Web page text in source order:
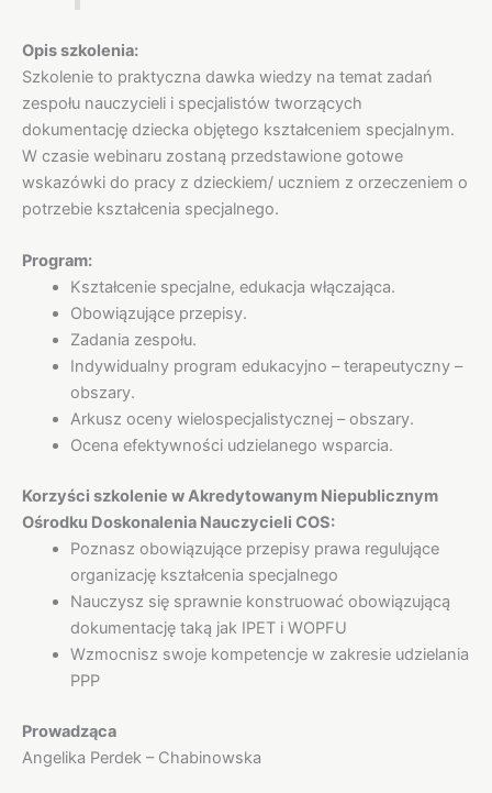
Opis szkolenia:
Szkolenie to praktyczna dawka wiedzy na temat zadań
zespołu nauczycieli i specjalistów tworzących
dokumentację dziecka objętego kształceniem specjalnym.
W czasie webinaru zostaną przedstawione gotowe
wskazówki do pracy z dzieckiem/ uczniem z orzeczeniem o
potrzebie kształcenia specjalnego.
Program:
Kształcenie specjalne, edukacja włączająca.
Obowiązujące przepisy.
Zadania zespołu.
Indywidualny program edukacyjno – terapeutyczny –
obszary.
Arkusz oceny wielospecjalistycznej – obszary.
Ocena efektywności udzielanego wsparcia.
Korzyści szkolenie w Akredytowanym Niepublicznym
Ośrodku Doskonalenia Nauczycieli COS:
Poznasz obowiązujące przepisy prawa regulujące
organizację kształcenia specjalnego
Nauczysz się sprawnie konstruować obowiązującą
dokumentację taką jak IPET i WOPFU
Wzmocnisz swoje kompetencje w zakresie udzielania
PPP
Prowadząca
Angelika Perdek – Chabinowska